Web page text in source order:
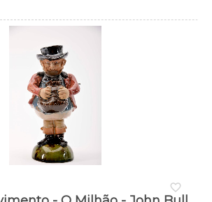
favorite_border